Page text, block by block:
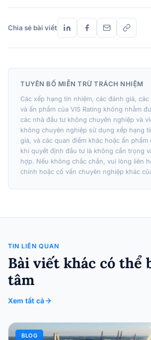
Chia sẻ bài viết
TUYÊN BỐ MIỄN TRỪ TRÁCH NHIỆM
Các xếp hạng tín nhiệm, các đánh giá,
và ấn phẩm của VIS Rating không nhằm
các nhà đầu tư không chuyên nghiệp và
không chuyên nghiệp sử dụng xếp hạng
giá, và các quan điểm khác hoặc ấn phẩm
khi quyết định đầu tư là không cẩn trọng
hợp. Nếu không chắc chắn, vui lòng liên
chính hoặc cố vấn chuyên nghiệp khác
TIN LIÊN QUAN
Bài viết khác có thể
tâm
Xem tất cả
BLOG